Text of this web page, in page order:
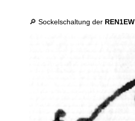
🔎 Sockelschaltung der REN1EW